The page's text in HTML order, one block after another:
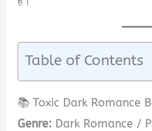
Table of Contents
📚 Toxic Dark Romance
Genre: Dark Romance /